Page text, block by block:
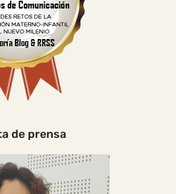
de prensa